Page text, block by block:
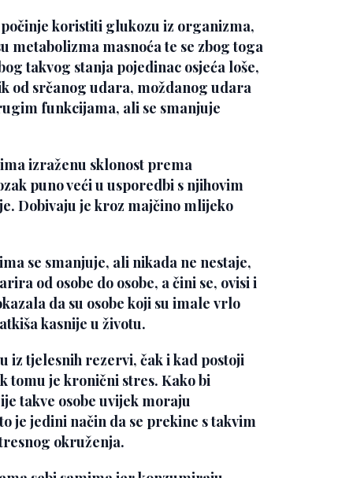
koristiti glukozu iz organizma,
masnoća te se zbog toga
takvog stanja pojedinac osjeća loše,
od srčanog udara, moždanog udara
funkcijama, ali se smanjuje
izraženu sklonost prema
puno veći u usporedbi s njihovim
Dobivaju je kroz majčino mlijeko
se smanjuje, ali nikada ne nestaje,
od osobe do osobe, a čini se, ovisi i
da su osobe koji su imale vrlo
kasnije u životu.
iz tjelesnih rezervi, čak i kad postoji
tomu je kronični stres. Kako bi
takve osobe uvijek moraju
je jedini način da se prekine s takvim
okruženja.